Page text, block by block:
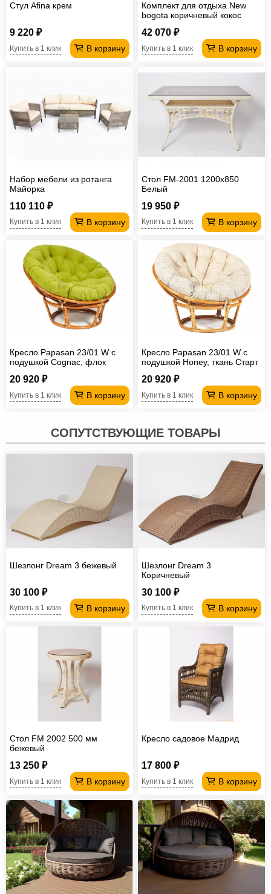
Стул Afina крем
9 220 ₽
В корзину
Купить в 1 клик
Комплект для отдыха New
bogota коричневый кокос
42 070 ₽
В корзину
Купить в 1 клик
Набор мебели из ротанга
Майорка
110 110 ₽
В корзину
Купить в 1 клик
Стол FM-2001 1200х850
Белый
19 950 ₽
В корзину
Купить в 1 клик
Кресло Papasan 23/01 W с
подушкой Cognac, флок
20 920 ₽
В корзину
Купить в 1 клик
Кресло Papasan 23/01 W с
подушкой Honey, ткань Старт
20 920 ₽
В корзину
Купить в 1 клик
СОПУТСТВУЮЩИЕ ТОВАРЫ
Шезлонг Dream 3 бежевый
30 100 ₽
В корзину
Купить в 1 клик
Шезлонг Dream 3
Коричневый
30 100 ₽
В корзину
Купить в 1 клик
Стол FM 2002 500 мм
бежевый
13 250 ₽
В корзину
Купить в 1 клик
Кресло садовое Мадрид
17 800 ₽
В корзину
Купить в 1 клик